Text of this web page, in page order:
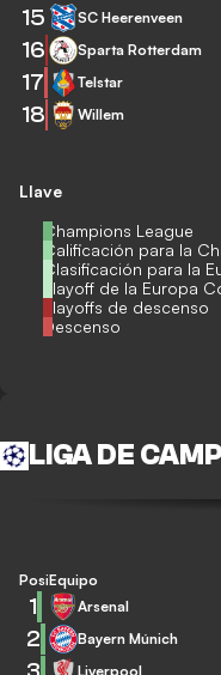
Llave
Champions League
Calificación para la
Clasificación para la
Playoff de la Europa
Playoffs de descenso
Descenso
15 SC Heerenveen
16 Sparta Rotterdam
17 Telstar
18 Willem
LIGA DE
Posición
Equipo
1 Arsenal
2 Bayern Múnich
Liverpool